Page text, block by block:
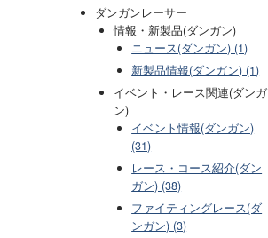
ダンガンレーサー
情報・新製品(ダンガン)
ニュース(ダンガン) (1)
新製品情報(ダンガン) (1)
イベント・レース関連(ダンガ
ン)
イベント情報(ダンガン)
(31)
レース・コース紹介(ダン
ガン) (38)
ファイティングレース(ダ
ンガン) (3)